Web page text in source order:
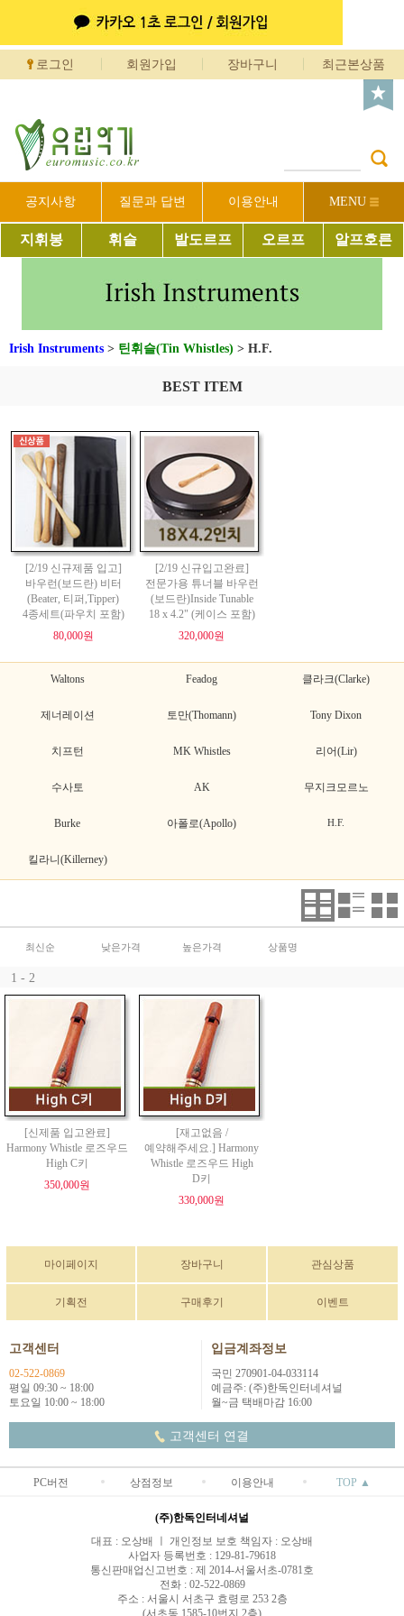
로그인 회원가입 장바구니 최근본상품
공지사항 질문과 답변 이용안내 MENU
지휘봉 휘슬 발도르프 오르프 알프호른
Irish Instruments > 틴휘슬(Tin Whistles) > H.F.
BEST ITEM
[2/19 신규제품 입고]
바우런(보드란) 비터
(Beater, 티퍼,Tipper)
4종세트(파우치 포함)
80,000원
[2/19 신규입고완료]
전문가용 튜너블 바우런
(보드란)Inside Tunable
18 x 4.2" (케이스 포함)
320,000원
Waltons Feadog 클라크(Clarke)
제너레이션 토만(Thomann) Tony Dixon
치프턴 MK Whistles 리어(Lir)
수사토 AK 무지크모르노
Burke 아폴로(Apollo) H.F.
킬라니(Killerney)
최신순 낮은가격 높은가격 상품명
1 - 2
[신제품 입고완료]
Harmony Whistle 로즈우드
High C키
350,000원
[재고없음 /
예약해주세요.] Harmony
Whistle 로즈우드 High
D키
330,000원
마이페이지 장바구니 관심상품
기획전 구매후기 이벤트
고객센터
02-522-0869
평일 09:30 ~ 18:00
토요일 10:00 ~ 18:00
입금계좌정보
국민 270901-04-033114
예금주: (주)한독인터네셔널
월~금 택배마감 16:00
고객센터 연결
PC버전 상점정보 이용안내 TOP ▲
(주)한독인터네셔널
대표 : 오상배 ㅣ 개인정보 보호 책임자 : 오상배
사업자 등록번호 : 129-81-79618
통신판매업신고번호 : 제 2014-서울서초-0781호
전화 : 02-522-0869
주소 : 서울시 서초구 효령로 253 2층
(서초동 1585-10번지 2층)